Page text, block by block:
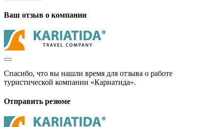
Ваш отзыв о компании
Спасибо, что вы нашли время для отзыва о работе
туристической компании «Кариатида».
Отправить резюме